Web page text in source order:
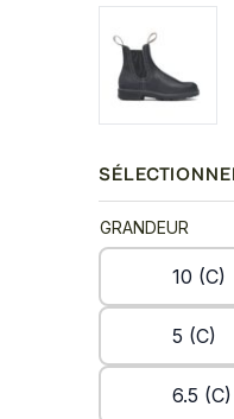
GRANDEUR
10 (C)
5 (C)
6.5 (C)